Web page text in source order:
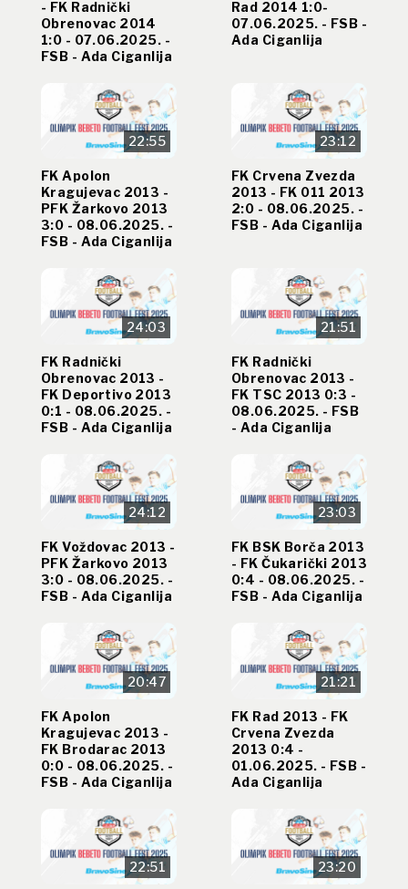
- FK Radnički
Obrenovac 2014
1:0 - 07.06.2025. -
FSB - Ada Ciganlija
Rad 2014 1:0-
07.06.2025. - FSB -
Ada Ciganlija
22:55
FK Apolon
Kragujevac 2013 -
PFK Žarkovo 2013
3:0 - 08.06.2025. -
FSB - Ada Ciganlija
23:12
FK Crvena Zvezda
2013 - FK 011 2013
2:0 - 08.06.2025. -
FSB - Ada Ciganlija
24:03
FK Radnički
Obrenovac 2013 -
FK Deportivo 2013
0:1 - 08.06.2025. -
FSB - Ada Ciganlija
21:51
FK Radnički
Obrenovac 2013 -
FK TSC 2013 0:3 -
08.06.2025. - FSB
- Ada Ciganlija
24:12
FK Voždovac 2013 -
PFK Žarkovo 2013
3:0 - 08.06.2025. -
FSB - Ada Ciganlija
23:03
FK BSK Borča 2013
- FK Čukarički 2013
0:4 - 08.06.2025. -
FSB - Ada Ciganlija
20:47
FK Apolon
Kragujevac 2013 -
FK Brodarac 2013
0:0 - 08.06.2025. -
FSB - Ada Ciganlija
21:21
FK Rad 2013 - FK
Crvena Zvezda
2013 0:4 -
01.06.2025. - FSB -
Ada Ciganlija
22:51 23:20